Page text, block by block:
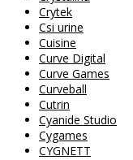
Crytek
Csi urine
Cuisine
Curve Digital
Curve Games
Curveball
Cutrin
Cyanide Studio
Cygames
CYGNETT